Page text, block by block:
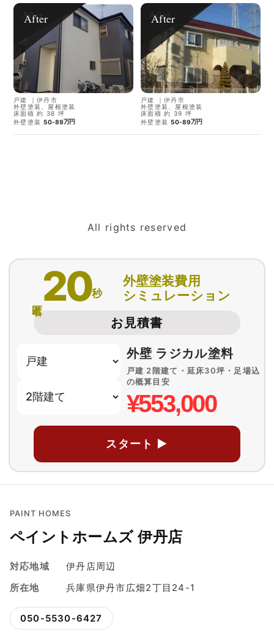
After
戸建 ｜伊丹市
外壁塗装、屋根塗装
床面積 約 38 坪
外壁塗装 50-89万円
After
戸建 ｜伊丹市
外壁塗装、屋根塗装
床面積 約 39 坪
外壁塗装 50-89万円
All rights reserved
20秒
外壁塗装費用
シミュレーション
お見積書
外壁 ラジカル塗料
戸建 2階建て・延床30坪・足場込
の概算目安
¥553,000
スタート ▶
PAINT HOMES
ペイントホームズ 伊丹店
対応地域
伊丹店周辺
所在地
兵庫県伊丹市広畑2丁目24-1
050-5530-6427